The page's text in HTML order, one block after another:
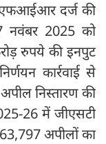
एफआईआर दर्ज की
नवंबर 2025 को
रुपये की इनपुट
कार्रवाई से
निस्तारण की
26 में जीएसटी
अपीलों का